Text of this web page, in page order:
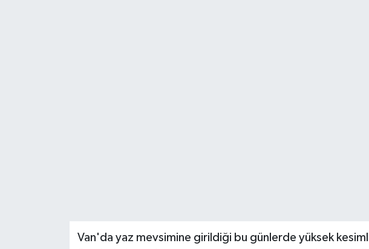
Van'da yaz mevsimine girildiği bu günlerde yüksek